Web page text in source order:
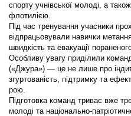
спорту учнівської молоді, а
флотилією.
Під час тренування учасники
відпрацьовували навички
швидкість та евакуації
Особливу увагу приділили
(«Джура») — це не лише про
згуртованість, підтримку та
рою.
Підготовка команд триває вже
молоді та національно-